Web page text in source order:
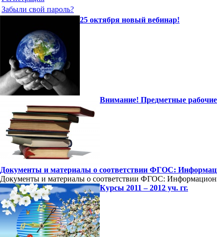
Забыли свой пароль?
25 октября новый вебинар!
Внимание! Предметные
Документы и материалы о соответствии ФГОС:
Документы и материалы о соответствии ФГОС:
Курсы 2011 – 2012 уч. гг.